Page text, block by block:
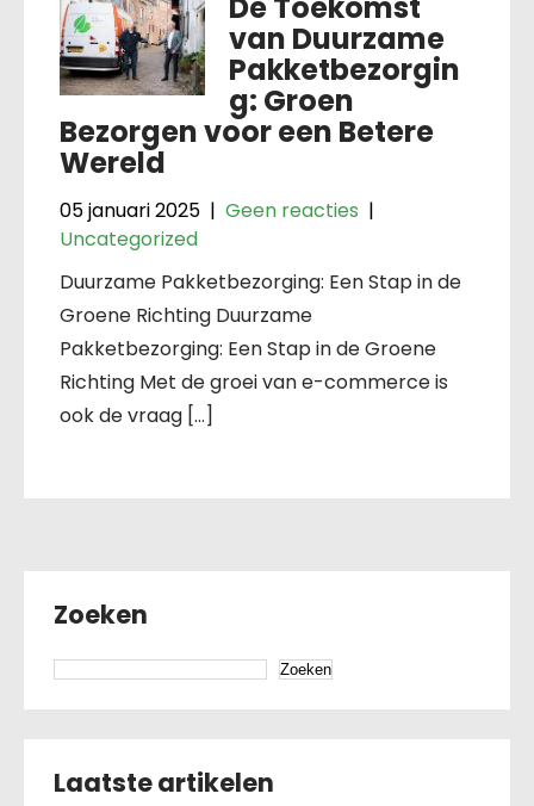
van Duurzame
Pakketbezorgin
g: Groen
Bezorgen voor een Betere
Wereld
05 januari 2025 | Geen reacties |
Uncategorized
Duurzame Pakketbezorging: Een Stap in de
Groene Richting Duurzame
Pakketbezorging: Een Stap in de Groene
Richting Met de groei van e-commerce is
ook de vraag […]
Zoeken
Zoeken
Laatste artikelen